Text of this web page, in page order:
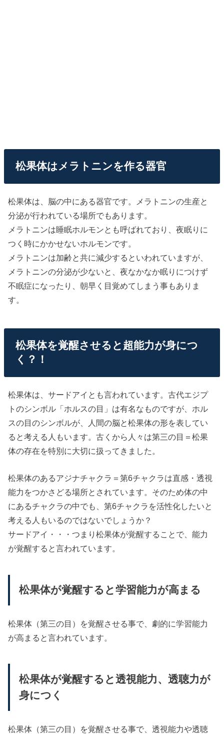
松果体はメラトニンを作る器官
松果体は、脳の中にある器官です。メラトニンの生産と
分泌が行われている場所でもあります。
メラトニンは睡眠ホルモンとも呼ばれており、夜眠りに
つく時にかかせないホルモンです。
メラトニンは加齢と共に減少するといわれていますが、
メラトニンの分泌が少ないと、夜なかなか眠りにつけず
不眠症になったり、朝早く目覚めてしまう事もありま
す。
松果体を覚醒させると超能力が身につ
く？！
松果体は、サードアイとも言われています。古代エジプ
トのシンボル「ホルスの目」は有名なものですが、ホル
スの目のシンボルが、人間の脳と松果体の形を表してい
ると考える人もいます。古くから人々は第三の目＝松果
体の存在を特別に大切に扱ってきました。
松果体のあるアジナチャクラ＝第6チャクラは直感・透視
能力をつかさどる場所とされています。そのため体の中
にあるチャクラの中でも、第6チャクラを活性化したいと
考える人もいるのではないでしょうか？
サードアイ・・・つまり松果体が覚醒することで、能力
が覚醒すると言われています。
松果体が覚醒すると学習能力が高まる
松果体（第三の目）を覚醒させる事で、劇的に学習能力
が高まると言われています。
松果体が覚醒すると透視能力、透聴力が
身につく
松果体（第三の目）を覚醒させる事で、透視能力や透聴